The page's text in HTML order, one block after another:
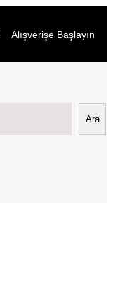
Alışverişe Başlayın
Ara